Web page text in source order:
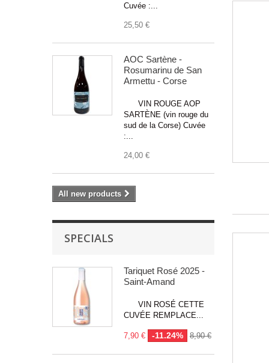
Cuvée :...
25,50 €
AOC Sartène -
Rosumarinu de San
Armettu - Corse
VIN ROUGE AOP
SARTÈNE (vin rouge du
sud de la Corse) Cuvée
:...
24,00 €
All new products
SPECIALS
Tariquet Rosé 2025 -
Saint-Amand
VIN ROSÉ CETTE
CUVÉE REMPLACE...
7,90 € -11.24% 8,90 €